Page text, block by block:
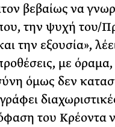
βεβαίως να
την ψυχή του/
την εξουσία»,
με
όμως δεν
του Κρέοντα